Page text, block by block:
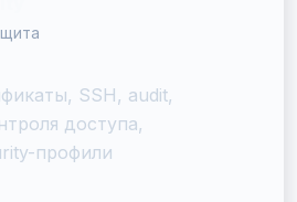
SSH, audit,
доступа,
профили